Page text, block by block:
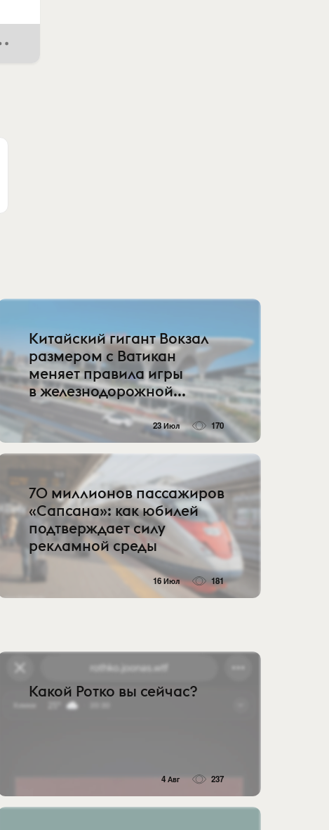
Китайский гигант Вокзал
размером с Ватикан
меняет правила игры
в железнодорожной...
23 Июл 170
70 миллионов пассажиров
«Сапсана»: как юбилей
подтверждает силу
рекламной среды
16 Июл 181
Какой Ротко вы сейчас?
4 Авг 237